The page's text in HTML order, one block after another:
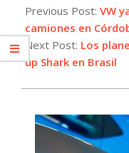
05-
15
Previous Post: VW
camiones en
Next Post: Los
up Shark en Brasil